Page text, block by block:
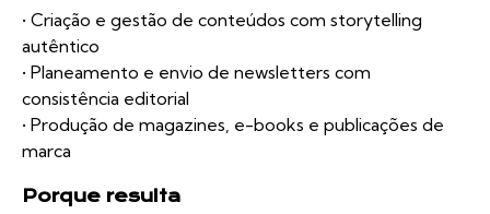
• Criação e gestão de conteúdos com storytelling
autêntico
• Planeamento e envio de newsletters com
consistência editorial
• Produção de magazines, e-books e publicações de
marca
Porque resulta